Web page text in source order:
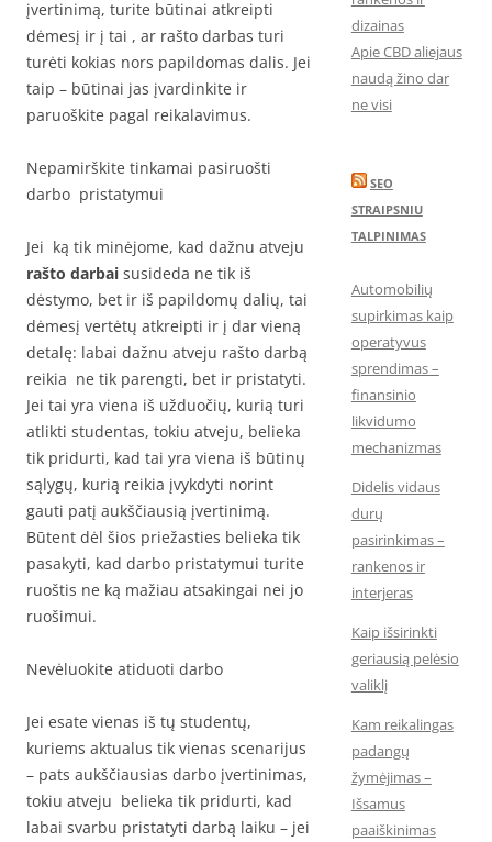
įvertinimą, turite būtinai atkreipti
dėmesį ir į tai , ar rašto darbas turi
turėti kokias nors papildomas dalis. Jei
taip – būtinai jas įvardinkite ir
paruoškite pagal reikalavimus.
Nepamirškite tinkamai pasiruošti
darbo pristatymui
Jei ką tik minėjome, kad dažnu atveju
rašto darbai susideda ne tik iš
dėstymo, bet ir iš papildomų dalių, tai
dėmesį vertėtų atkreipti ir į dar vieną
detalę: labai dažnu atveju rašto darbą
reikia ne tik parengti, bet ir pristatyti.
Jei tai yra viena iš užduočių, kurią turi
atlikti studentas, tokiu atveju, belieka
tik pridurti, kad tai yra viena iš būtinų
sąlygų, kurią reikia įvykdyti norint
gauti patį aukščiausią įvertinimą.
Būtent dėl šios priežasties belieka tik
pasakyti, kad darbo pristatymui turite
ruoštis ne ką mažiau atsakingai nei jo
ruošimui.
Nevėluokite atiduoti darbo
Jei esate vienas iš tų studentų,
kuriems aktualus tik vienas scenarijus
– pats aukščiausias darbo įvertinimas,
tokiu atveju belieka tik pridurti, kad
labai svarbu pristatyti darbą laiku – jei
dizainas
Apie CBD aliejaus
naudą žino dar
ne visi
SEO
STRAIPSNIU
TALPINIMAS
Automobilių
supirkimas kaip
operatyvus
sprendimas –
finansinio
likvidumo
mechanizmas
Didelis vidaus
durų
pasirinkimas –
rankenos ir
interjeras
Kaip išsirinkti
geriausią pelėsio
valiklį
Kam reikalingas
padangų
žymėjimas –
Išsamus
paaiškinimas